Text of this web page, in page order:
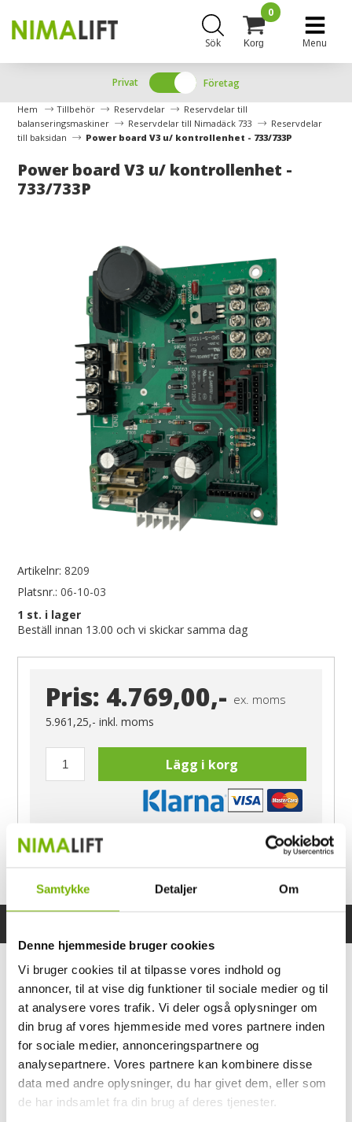
Samtykke Detaljer Om
Denne hjemmeside bruger cookies
Vi bruger cookies til at tilpasse vores indhold og
annoncer, til at vise dig funktioner til sociale medier og til
at analysere vores trafik. Vi deler også oplysninger om
din brug af vores hjemmeside med vores partnere inden
for sociale medier, annonceringspartnere og
analysepartnere. Vores partnere kan kombinere disse
data med andre oplysninger, du har givet dem, eller som
de har indsamlet fra din brug af deres tjenester.
Sök Korg
0
Menu
Privat Företag
Hem Tillbehör Reservdelar
Reservdelar till
balanseringsmaskiner
Reservdelar till Nimadäck 733
Reservdelar
till baksidan
Power board V3 u/ kontrollenhet - 733/733P
Power board V3 u/ kontrollenhet -
733/733P
Artikelnr: 8209
Platsnr.: 06-10-03
1 st. i lager
Beställ innan 13.00 och vi skickar samma dag
Pris: 4.769,00,- ex. moms
5.961,25,-inkl. moms
Lägg i korg
Ring Morten
040-60 60 680